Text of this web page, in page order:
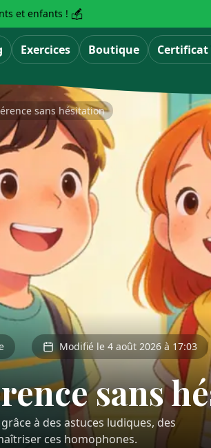
et enfants !
Exercices Boutique
sans hésitation
Modifié le 4 août 2026 à 17:03
sans
à des astuces ludiques, des
ces homophones.